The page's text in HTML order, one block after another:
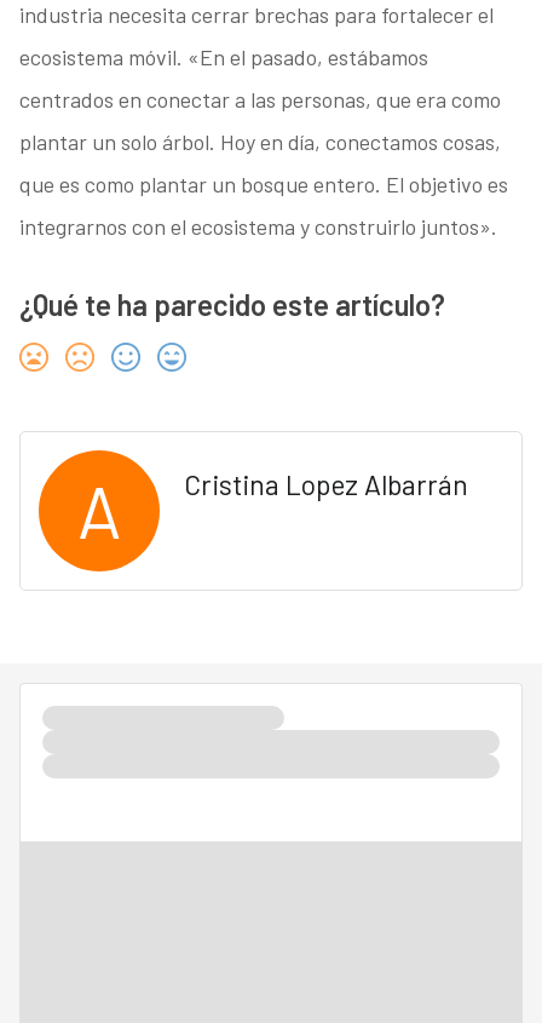
industria necesita cerrar brechas para fortalecer el
ecosistema móvil. «En el pasado, estábamos
centrados en conectar a las personas, que era como
plantar un solo árbol. Hoy en día, conectamos cosas,
que es como plantar un bosque entero. El objetivo es
integrarnos con el ecosistema y construirlo juntos».
¿Qué te ha parecido este artículo?
A Cristina Lopez Albarrán